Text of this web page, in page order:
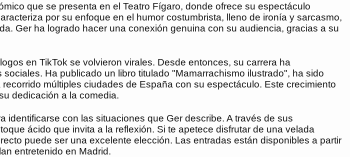
que se presenta en el Teatro Fígaro, donde ofrece su espectáculo
por su enfoque en el humor costumbrista, lleno de ironía y sarcasmo,
Ger ha logrado hacer una conexión genuina con su audiencia, gracias a su
en TikTok se volvieron virales. Desde entonces, su carrera ha
Ha publicado un libro titulado "Mamarrachismo ilustrado", ha sido
múltiples ciudades de España con su espectáculo. Este crecimiento
dedicación a la comedia.
con las situaciones que Ger describe. A través de sus
ácido que invita a la reflexión. Si te apetece disfrutar de una velada
puede ser una excelente elección. Las entradas están disponibles a partir
entretenido en Madrid.